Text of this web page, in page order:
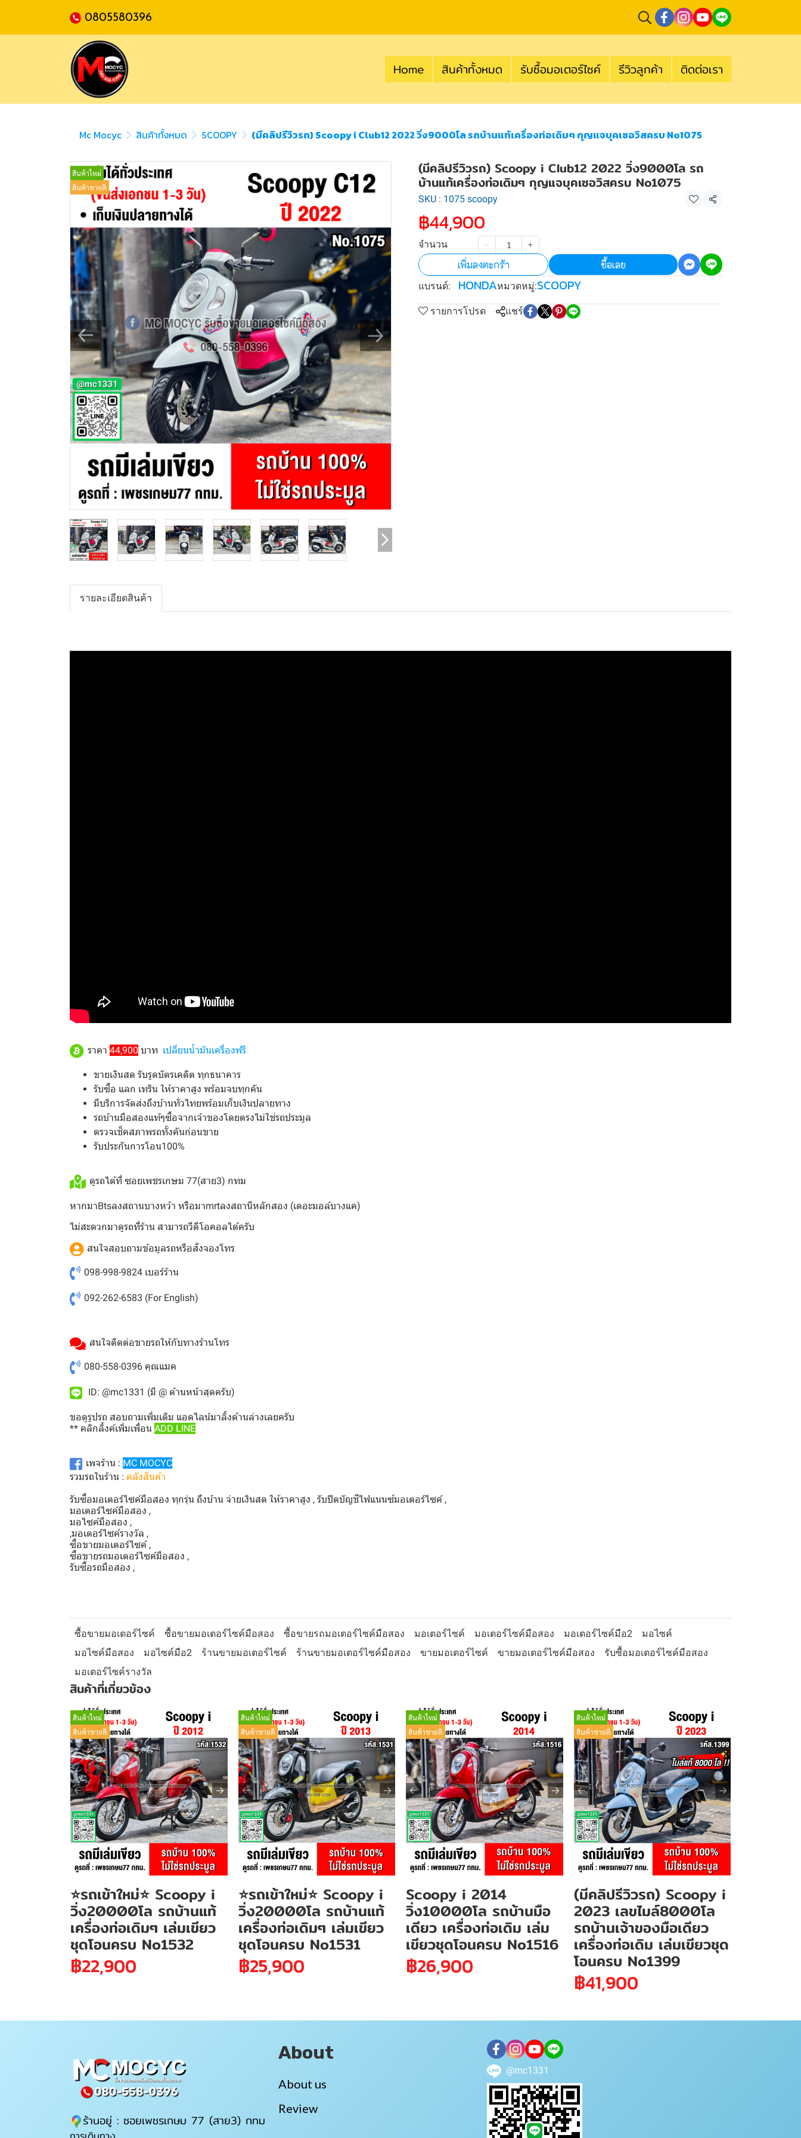
0805580396
Home สินค้าทั้งหมด รับซื้อมอเตอร์ไซค์ รีวิวลูกค้า ติดต่อเรา
Mc Mocyc สินค้าทั้งหมด SCOOPY (มีคลิปรีวิวรถ) Scoopy i Club12 2022 วิ่ง9000โล รถบ้านแท้เครื่องท่อเดิมๆ กุญแจบุคเซอวิสครบ No1075
สินค้าใหม่
สินค้าขายดี
(มีคลิปรีวิวรถ) Scoopy i Club12 2022 วิ่ง9000โล รถ
บ้านแท้เครื่องท่อเดิมๆ กุญแจบุคเซอวิสครบ No1075
SKU : 1075 scoopy แชร์
฿44,900
จำนวน
เพิ่มลงตะกร้า ซื้อเลย
แบรนด์: HONDAหมวดหมู่:SCOOPY
รายการโปรด แชร์
รายละเอียดสินค้า
ราคา 44,900 บาท เปลี่ยนน้ำมันเครื่องฟรี
ขายเงินสด รับรูดบัตรเคดิต ทุกธนาคาร
รับซื้อ แลก เทริน ให้ราคาสูง พร้อมจบทุกคัน
มีบริการจัดส่งถึงบ้านทั่วไทยพร้อมเก็บเงินปลายทาง
รถบ้านมือสองแท้ๆซื้อจากเจ้าของโดยตรงไม่ใช่รถประมูล
ตรวจเช็คสภาพรถทั้งคันก่อนขาย
รับประกันการโอน100%
ดูรถได้ที่ ซอยเพชรเกษม 77(สาย3) กทม
หากมาBtsลงสถานบางหว้า หรือมาmrtลงสถานีหลักสอง (เดอะมอล์บางแค)
ไม่สะดวกมาดูรถที่ร้าน สามารถวีดีโอคอลได้ครับ
สนใจสอบถามข้อมูลรถหรือสั่งจองโทร
098-998-9824 เบอร์ร้าน
092-262-6583 (For English)
สนใจติดต่อขายรถให้กับทางร้านโทร
080-558-0396 คุณแมค
ID: @mc1331 (มี @ ด้านหน้าสุดครับ)
ขอดูรูปรถ สอบถามเพิ่มเติม แอดไลน์มาลิ้งด้านล่างเลยครับ
** คลิกลิ้งค์เพิ่มเพื่อน ADD LINE
เพจร้าน : MC MOCYC
รวมรถในร้าน : คลังสินค้า
รับซื้อมอเตอร์ไซค์มือสอง ทุกรุ่น ถึงบ้าน จ่ายเงินสด ให้ราคาสูง , รับปิดบัญชีไฟแนนซ์มอเตอร์ไซค์ ,
มอเตอร์ไซค์มือสอง ,
มอไซค์มือสอง ,
,มอเตอร์ไซค์รางวัล ,
ซื้อขายมอเตอร์ไซค์ ,
ซื้อขายรถมอเตอร์ไซค์มือสอง ,
รับซื้อรถมือสอง ,
ซื้อขายมอเตอร์ไซค์ ซื้อขายมอเตอร์ไซค์มือสอง ซื้อขายรถมอเตอร์ไซค์มือสอง มอเตอร์ไซค์ มอเตอร์ไซค์มือสอง มอเตอร์ไซค์มือ2
มอไซค์
มอไซค์มือสอง
มอไซค์มือ2 ร้านขายมอเตอร์ไซค์ ร้านขายมอเตอร์ไซค์มือสอง ขายมอเตอร์ไซค์ ขายมอเตอร์ไซค์มือสอง
รับซื้อมอเตอร์ไซค์มือสอง
มอเตอร์ไซค์รางวัล
สินค้าที่เกี่ยวข้อง
สินค้าใหม่
สินค้าขายดี
⭐รถเข้าใหม่⭐ Scoopy i
วิ่ง20000โล รถบ้านแท้
เครื่องท่อเดิมๆ เล่มเขียว
ชุดโอนครบ No1532
฿22,900
สินค้าใหม่
สินค้าขายดี
⭐รถเข้าใหม่⭐ Scoopy i
วิ่ง20000โล รถบ้านแท้
เครื่องท่อเดิมๆ เล่มเขียว
ชุดโอนครบ No1531
฿25,900
สินค้าใหม่
สินค้าขายดี
Scoopy i 2014
วิ่ง10000โล รถบ้านมือ
เดียว เครื่องท่อเดิม เล่ม
เขียวชุดโอนครบ No1516
฿26,900
สินค้าใหม่
สินค้าขายดี
(มีคลิปรีวิวรถ) Scoopy i
2023 เลขไมล์8000โล
รถบ้านเจ้าของมือเดียว
เครื่องท่อเดิม เล่มเขียวชุด
โอนครบ No1399
฿41,900
ร้านอยู่ : ซอยเพชรเกษม 77 (สาย3) กทม
About
About us
Review
@mc1331